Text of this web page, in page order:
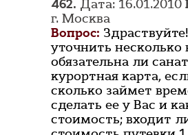
462. Дата: 16.01.2010
г. Москва
Вопрос:
уточнить несколько
обязательна ли
курортная карта,
сколько займет
сделать ее у Вас и
стоимость; входит